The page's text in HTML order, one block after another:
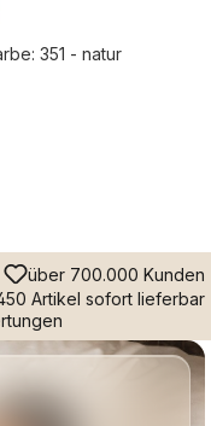
351 - natur
Preis:
über 700.000 Kunden
Artikel sofort lieferbar